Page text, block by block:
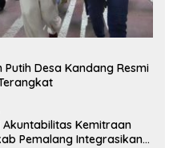
Desa Kandang Resmi
Kemitraan
Pemalang Integrasikan